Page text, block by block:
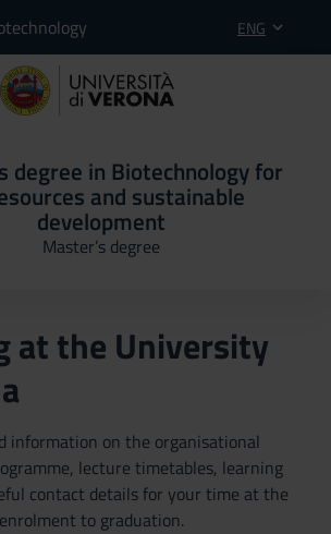
ENG
degree in Biotechnology for
and sustainable
development
Master’s degree
at the University
information on the organisational
lecture timetables, learning
contact details for your time at the
to graduation.